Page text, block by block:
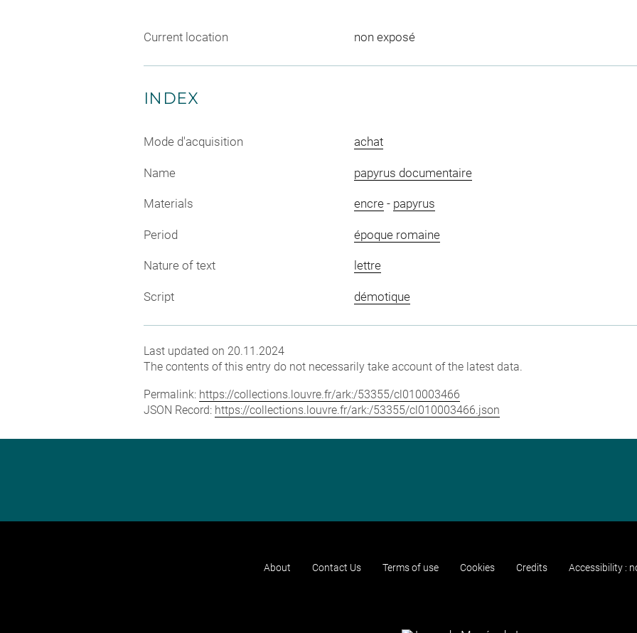
Current location non exposé
INDEX
Mode d'acquisition achat
Name papyrus documentaire
Materials encre- papyrus
Period époque romaine
Nature of text lettre
Script démotique
Last updated on 20.11.2024
The contents of this entry do not necessarily take account of the latest data.
Permalink: https://collections.louvre.fr/ark:/53355/cl010003466
JSON Record: https://collections.louvre.fr/ark:/53355/cl010003466.json
About Contact Us Terms of use Cookies Credits Accessibility :